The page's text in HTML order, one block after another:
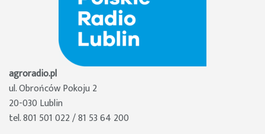
agroradio.pl
ul. Obrońców Pokoju 2
20-030 Lublin
tel. 801 501 022 / 81 53 64 200